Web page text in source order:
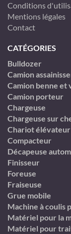
Conditions
Mentions légales
Contact
CATÉGORIES
Bulldozer
Camion
Camion benne
Camion porteur
Chargeuse
Chargeuse sur
Chariot
Compacteur
Décapeuse
Finisseur
Foreuse
Fraiseuse
Grue mobile
Machine à coulis
Matériel pour la
Matériel pour